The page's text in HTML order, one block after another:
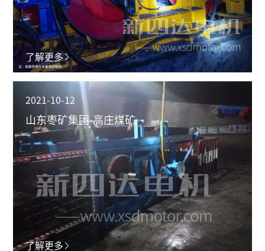
了解更多
2021-10-12
山东枣矿集团-高庄煤矿
了解更多